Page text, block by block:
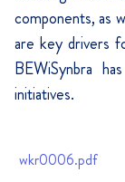
components, as
are key drivers
BEWiSynbra
initiatives.
wkr0006.pdf